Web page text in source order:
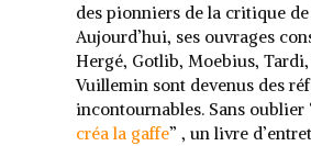
des pionniers de la critique de
Aujourd’hui, ses ouvrages
Hergé, Gotlib, Moebius,
Vuillemin sont devenus des
incontournables. Sans oublier
créa la gaffe” , un livre